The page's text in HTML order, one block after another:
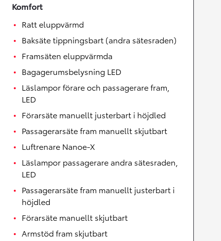
Komfort
Ratt eluppvärmd
Baksäte tippningsbart (andra sätesraden)
Framsäten eluppvärmda
Bagagerumsbelysning LED
Läslampor förare och passagerare fram,
LED
Förarsäte manuellt justerbart i höjdled
Passagerarsäte fram manuellt skjutbart
Luftrenare Nanoe-X
Läslampor passagerare andra sätesraden,
LED
Passagerarsäte fram manuellt justerbart i
höjdled
Förarsäte manuellt skjutbart
Armstöd fram skjutbart